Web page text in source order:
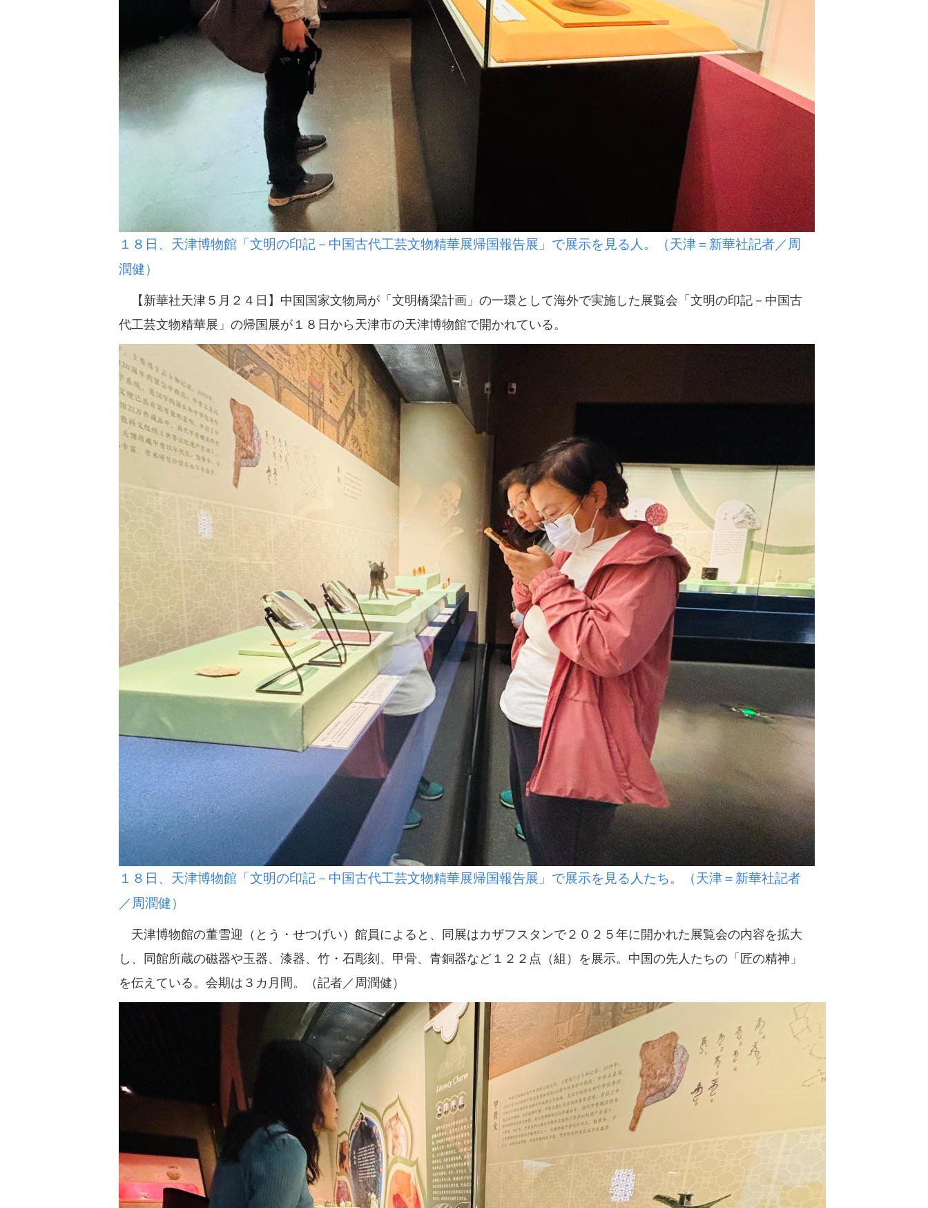
１８日、天津博物館「文明の印記－中国古代工芸文物精華展帰国報告展」で展示を見る人。（天津＝新華社記者／周
潤健）
【新華社天津５月２４日】中国国家文物局が「文明橋梁計画」の一環として海外で実施した展覧会「文明の印記－中国古
代工芸文物精華展」の帰国展が１８日から天津市の天津博物館で開かれている。
１８日、天津博物館「文明の印記－中国古代工芸文物精華展帰国報告展」で展示を見る人たち。（天津＝新華社記者
／周潤健）
天津博物館の董雪迎（とう・せつげい）館員によると、同展はカザフスタンで２０２５年に開かれた展覧会の内容を拡大
し、同館所蔵の磁器や玉器、漆器、竹・石彫刻、甲骨、青銅器など１２２点（組）を展示。中国の先人たちの「匠の精神」
を伝えている。会期は３カ月間。（記者／周潤健）